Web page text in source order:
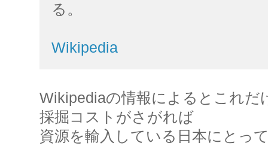
る。
Wikipedia
Wikipediaの情報によるとこれだ
採掘コストがさがれば
資源を輸入している日本にとっ